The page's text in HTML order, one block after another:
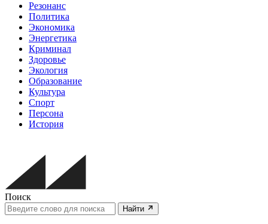
Резонанс
Политика
Экономика
Энергетика
Криминал
Здоровье
Экология
Образование
Культура
Спорт
Персона
История
Поиск
Найти